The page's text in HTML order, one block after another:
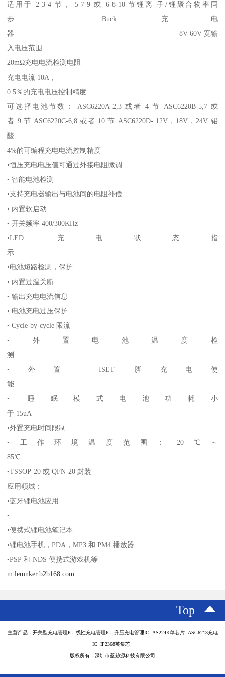
适用于 2-3-4 节， 5-7-9 或 6-8-10 节锂离 子/锂聚合物率同
步 Buck 充电
器 8V-60V 宽输
入电压范围
20mΩ充电电流检测电阻
充电电流 10A，
0.5％的充电电压控制精度
可选择电池节数： ASC6220A-2,3 或者 4 节 ASC6220B-5,7 或
者 9 节 ASC6220C-6,8 或者 10 节 ASC6220D- 12V，18V，24V 铅
酸
4%的可编程充电电流控制精度
•恒压充电电压值可通过外接电阻微调
• 智能电池检测
•支持充电器输出与电池间的电阻补偿
• 内置软启动
• 开关频率 400/300KHz
•LED 充电状态指
示
•电池短路检测，保护
• 内置过温关断
• 输出充电电流信息
• 电池充电过压保护
• Cycle-by-cycle 限流
•外置电池温度检
测
•外置 ISET 脚充电使
能
• 睡眠模式电池功耗小
于 15uA
•外置充电时间限制
•工作环境温度范围：-20℃～
85℃
•TSSOP-20 或 QFN-20 封装
应用领域：
•蓝牙锂电池应用
•
•便携式锂电池笔记本
•锂电池手机，PDA，MP3 和 PM4 播放器
•PSP 和 NDS 便携式游戏机等
m.lemnker.b2b168.com
Top
主营产品：开关型充电管理IC 线性充电管理IC 升压充电管理IC AS224K单芯片 ASC6213充电
IC IP2368英集芯
版权所有：深圳市蓝鲸源科技有限公司